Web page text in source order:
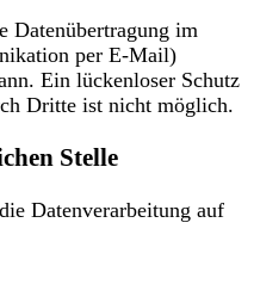
Datenübertragung im
per E-Mail)
Ein lückenloser Schutz
Dritte ist nicht möglich.
Stelle
Datenverarbeitung auf